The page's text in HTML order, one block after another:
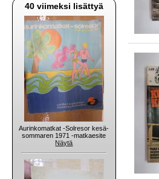
40 viimeksi lisättyä
Aurinkomatkat -Solresor kesä-
sommaren 1971 -matkaesite
Näytä